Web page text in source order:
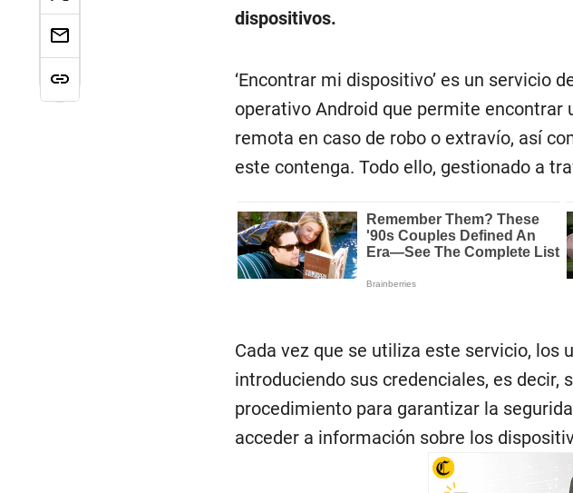
dispositivos.
‘Encontrar mi dispositivo’ es un servicio
operativo Android que permite encontrar
remota en caso de robo o extravío, así
este contenga. Todo ello, gestionado a
Cada vez que se utiliza este servicio, los
introduciendo sus credenciales, es decir,
procedimiento para garantizar la
acceder a información sobre los